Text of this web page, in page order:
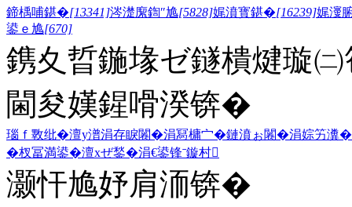
鍗楀哺鍖�[13341]涔濋緳鍧″尯[5828]娓濆寳鍖�[16239]娓濅
鍙ｅ尯[670]
鎸夊晢鍦堟ゼ鐩樻煡璇
閫夋嫨鍟嗗湀锛�
瑙ｆ斁纰�澶у潽涓存睙闂�涓冩槦宀�鏈濆ぉ闂�涓婃竻瀵�
�杈冨満鍙�澶хぜ鍫�涓€鍙锋ˉ鏇村
灏忓尯妤肩洏锛�